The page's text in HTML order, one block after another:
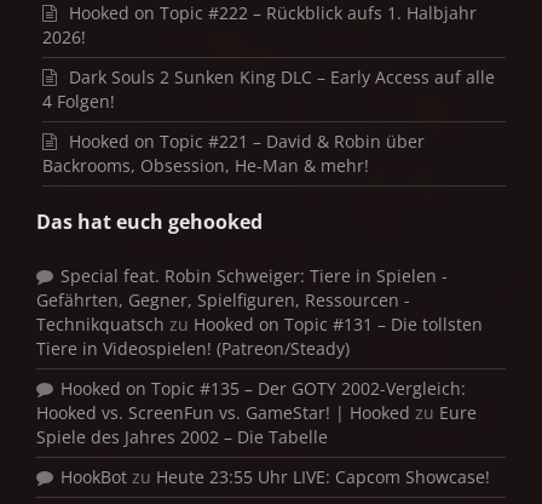
Hooked on Topic #222 – Rückblick aufs 1. Halbjahr
2026!
Dark Souls 2 Sunken King DLC – Early Access auf alle
4 Folgen!
Hooked on Topic #221 – David & Robin über
Backrooms, Obsession, He-Man & mehr!
Das hat euch gehooked
Special feat. Robin Schweiger: Tiere in Spielen -
Gefährten, Gegner, Spielfiguren, Ressourcen -
Technikquatsch zu Hooked on Topic #131 – Die tollsten
Tiere in Videospielen! (Patreon/Steady)
Hooked on Topic #135 – Der GOTY 2002-Vergleich:
Hooked vs. ScreenFun vs. GameStar! | Hooked zu Eure
Spiele des Jahres 2002 – Die Tabelle
HookBot zu Heute 23:55 Uhr LIVE: Capcom Showcase!